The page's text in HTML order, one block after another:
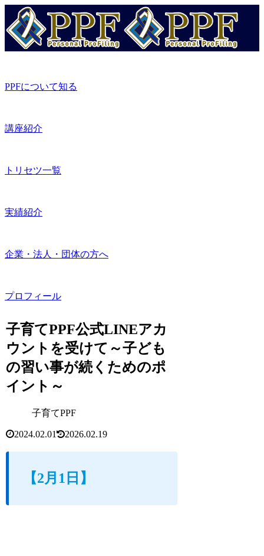
PPFについて知る
講座紹介
トリセツ一覧
実績紹介
企業・法人・団体の方へ
プロフィール
子育てPPF公式LINEアカ
ウントを受けて～子ども
の習い事が続くためのポ
イント～
子育てPPF
2024.02.01 2026.02.19
【2月1日】